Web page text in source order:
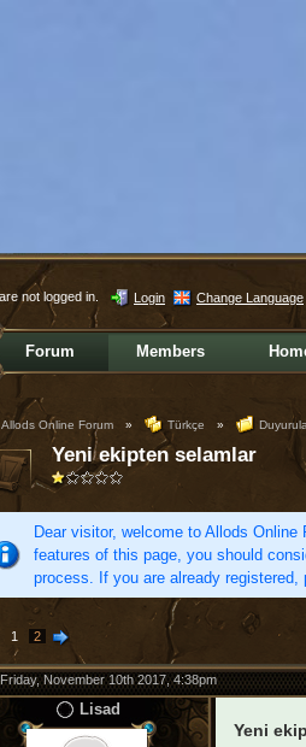
not logged in. Login Change Language
Forum Members
Allods Online Forum » Türkçe »
Yeni ekipten selamlar
Dear visitor, welcome to Allods
features of this page, you should
process. If you are already registered,
1 2
Friday, November 10th 2017, 4:38pm
Lisad
Yeni